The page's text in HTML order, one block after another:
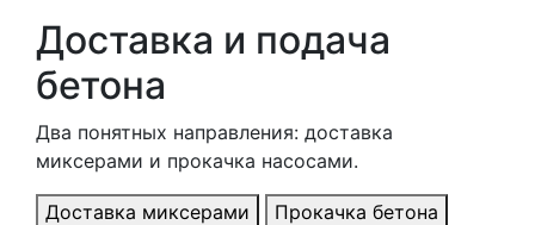
Доставка и подача
бетона
Два понятных направления: доставка
миксерами и прокачка насосами.
Доставка миксерами Прокачка бетона